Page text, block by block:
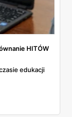
HITÓW
edukacji